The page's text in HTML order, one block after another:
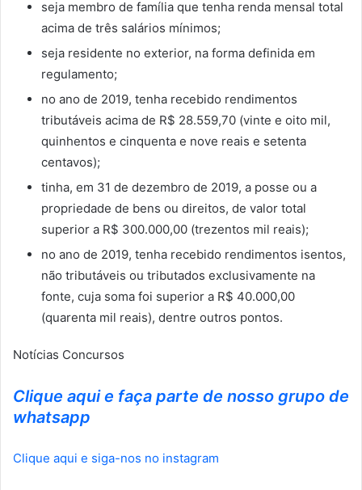
seja membro de família que tenha renda mensal total
acima de três salários mínimos;
seja residente no exterior, na forma definida em
regulamento;
no ano de 2019, tenha recebido rendimentos
tributáveis acima de R$ 28.559,70 (vinte e oito mil,
quinhentos e cinquenta e nove reais e setenta
centavos);
tinha, em 31 de dezembro de 2019, a posse ou a
propriedade de bens ou direitos, de valor total
superior a R$ 300.000,00 (trezentos mil reais);
no ano de 2019, tenha recebido rendimentos isentos,
não tributáveis ou tributados exclusivamente na
fonte, cuja soma foi superior a R$ 40.000,00
(quarenta mil reais), dentre outros pontos.
Notícias Concursos
Clique aqui e faça parte de nosso grupo de
whatsapp
Clique aqui e siga-nos no instagram